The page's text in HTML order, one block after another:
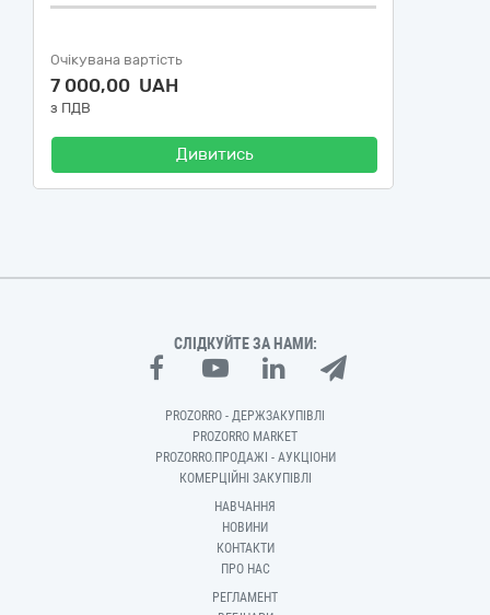
Очікувана вартість
7 000,00 UAH
з ПДВ
Дивитись
СЛІДКУЙТЕ ЗА НАМИ:
PROZORRO - ДЕРЖЗАКУПІВЛІ
PROZORRO MARKET
PROZORRO.ПРОДАЖІ - АУКЦІОНИ
КОМЕРЦІЙНІ ЗАКУПІВЛІ
НАВЧАННЯ
НОВИНИ
КОНТАКТИ
ПРО НАС
РЕГЛАМЕНТ